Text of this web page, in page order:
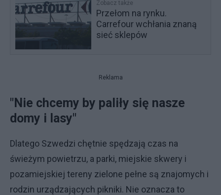
Zobacz także
Przełom na rynku.
Carrefour wchłania znaną
sieć sklepów
Reklama
"Nie chcemy by paliły się nasze
domy i lasy"
Dlatego Szwedzi chętnie spędzają czas na
świeżym powietrzu, a parki, miejskie skwery i
pozamiejskiej tereny zielone pełne są znajomych i
rodzin urządzających pikniki. Nie oznacza to